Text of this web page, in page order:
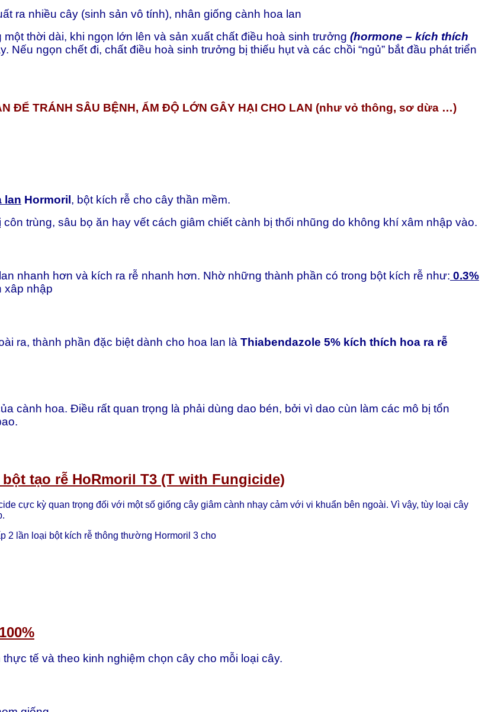
ra nhiều cây (sinh sản vô tính), nhân giống cành hoa lan
thời dài, khi ngọn lớn lên và sản xuất chất điều hoà sinh trưởng (hormone – kích thích
ngọn chết đi, chất điều hoà sinh trưởng bị thiếu hụt và các chồi “ngủ” bắt đầu phát triển
ĐỂ TRÁNH SÂU BỆNH, ẨM ĐỘ LỚN GÂY HẠI CHO LAN (như vỏ thông, sơ dừa …)
lan Hormoril, bột kích rễ cho cây thần mềm.
trùng, sâu bọ ăn hay vết cách giâm chiết cành bị thối nhũng do không khí xâm nhập vào.
nhanh hơn và kích ra rễ nhanh hơn. Nhờ những thành phần có trong bột kích rễ như: 0.3%
xâp nhập
ra, thành phần đặc biệt dành cho hoa lan là Thiabendazole 5% kích thích hoa ra rễ
cành hoa. Điều rất quan trọng là phải dùng dao bén, bởi vì dao cùn làm các mô bị tổn
tạo rễ HoRmoril T3 (T with Fungicide)
cực kỳ quan trọng đối với một số giống cây giâm cành nhạy cảm với vi khuẩn bên ngoài. Vì vậy, tùy loại cây
2 lần loại bột kích rễ thông thường Hormoril 3 cho
tế và theo kinh nghiệm chọn cây cho mỗi loại cây.